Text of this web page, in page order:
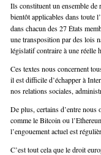
Ils constituent un ensemble de
bientôt applicables dans toute
dans chacun des 27 États
une transposition par des lois
législatif contraire à une réelle
Ces textes nous concernent
il est difficile d’échapper à
nos relations sociales,
De plus, certains d’entre
comme le Bitcoin ou
l’engouement actuel est
C’est tout cela que le droit